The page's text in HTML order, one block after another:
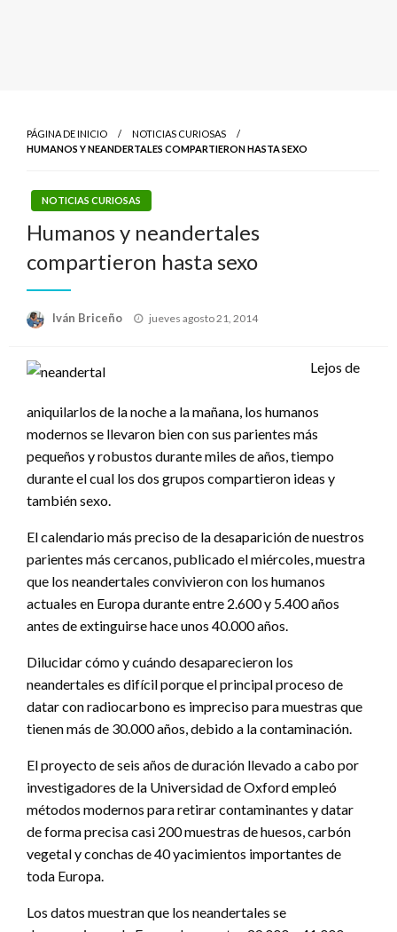
PÁGINA DE INICIO
NOTICIAS CURIOSAS
HUMANOS Y NEANDERTALES COMPARTIERON HASTA SEXO
NOTICIAS CURIOSAS
Humanos y neandertales
compartieron hasta sexo
Iván Briceño
Publicado
jueves agosto 21, 2014
Lejos de
aniquilarlos de la noche a la mañana, los humanos
modernos se llevaron bien con sus parientes más
pequeños y robustos durante miles de años, tiempo
durante el cual los dos grupos compartieron ideas y
también sexo.
El calendario más preciso de la desaparición de nuestros
parientes más cercanos, publicado el miércoles, muestra
que los neandertales convivieron con los humanos
actuales en Europa durante entre 2.600 y 5.400 años
antes de extinguirse hace unos 40.000 años.
Dilucidar cómo y cuándo desaparecieron los
neandertales es difícil porque el principal proceso de
datar con radiocarbono es impreciso para muestras que
tienen más de 30.000 años, debido a la contaminación.
El proyecto de seis años de duración llevado a cabo por
investigadores de la Universidad de Oxford empleó
métodos modernos para retirar contaminantes y datar
de forma precisa casi 200 muestras de huesos, carbón
vegetal y conchas de 40 yacimientos importantes de
toda Europa.
Los datos muestran que los neandertales se